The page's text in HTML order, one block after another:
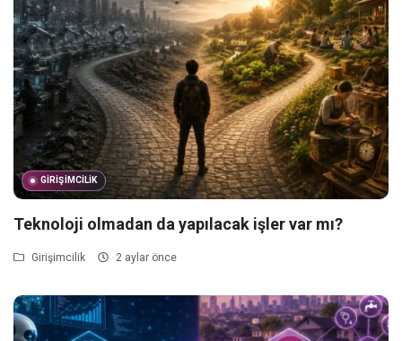
GIRIŞIMCILIK
Teknoloji olmadan da yapılacak işler var mı?
Girişimcilik 2 aylar önce